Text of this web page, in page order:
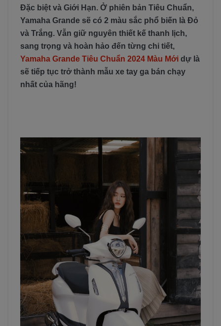
Đặc biệt và Giới Hạn. Ở phiên bản Tiêu Chuẩn,
Yamaha Grande sẽ có 2 màu sắc phổ biến là Đỏ
và Trắng. Vẫn giữ nguyên thiết kế thanh lịch,
sang trọng và hoàn hảo đến từng chi tiết,
Yamaha Grande Tiêu Chuẩn 2024 Màu Mới dự là
sẽ tiếp tục trở thành mẫu xe tay ga bán chạy
nhất của hãng!